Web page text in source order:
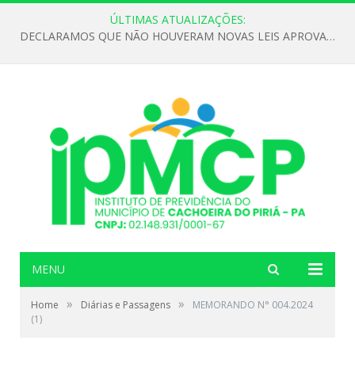
ÚLTIMAS ATUALIZAÇÕES:
DECLARAMOS QUE NÃO HOUVERAM NOVAS LEIS APROVADAS ATÉ O MOMENTO PARA O INSTITUTO DE PREVIDÊNCIA NO ANO DE 2026
MENU
Home » Diárias e Passagens »
MEMORANDO N° 004.2024
(1)